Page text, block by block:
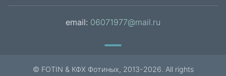
email: 06071977@mail.ru
© FOTIN & КФХ Фотиных, 2013-2026. All rights